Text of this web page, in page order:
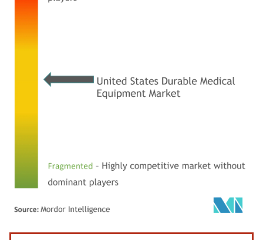
Image © Mordor Intelligence. La réutilisation nécessite une attribution sous CC BY